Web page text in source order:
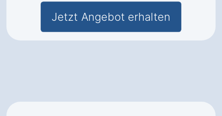
Jetzt Angebot erhalten